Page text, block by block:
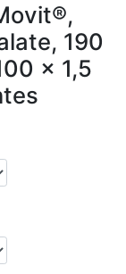
190
x 1,5